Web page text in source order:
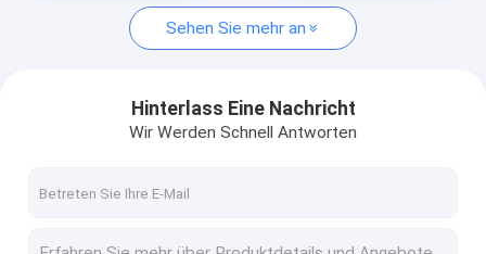
Flaschenprüfmaschine
Vorformprüfmaschine
IML-Inspektionsmaschine
Sehen Sie mehr an
Hinterlass Eine Nachricht
Wir Werden Schnell Antworten